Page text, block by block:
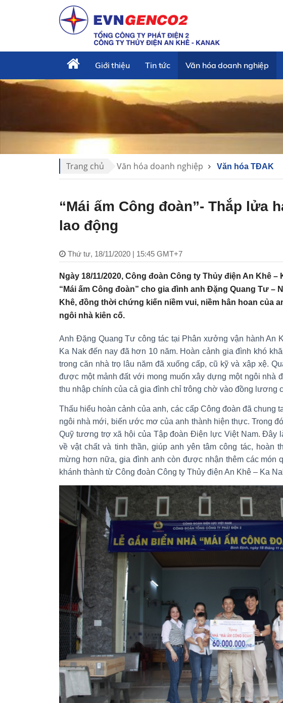
Giới thiệu Tin tức Văn hóa doanh nghiệp
Trang chủ Văn hóa doanh nghiệp Văn hóa TĐAK
“Mái ấm Công đoàn”- Thắp lửa
lao động
Thứ tư, 18/11/2020 | 15:45 GMT+7
Ngày 18/11/2020, Công đoàn Công ty Thủy điện An Khê
“Mái ấm Công đoàn” cho gia đình anh Đặng Quang Tư –
Khê, đồng thời chứng kiến niềm vui, niềm hân hoan của
ngôi nhà kiên cố.
Anh Đặng Quang Tư công tác tại Phân xưởng vận hành An
Ka Nak đến nay đã hơn 10 năm. Hoàn cảnh gia đình khó
trong căn nhà trọ lâu năm đã xuống cấp, cũ kỹ và xập xệ.
được một mảnh đất với mong muốn xây dựng một ngôi nhà
thu nhập chính của cả gia đình chỉ trông chờ vào đồng lương
Thấu hiểu hoàn cảnh của anh, các cấp Công đoàn đã chung
ngôi nhà mới, biến ước mơ của anh thành hiện thực. Trong
Quỹ tương trợ xã hội của Tập đoàn Điện lực Việt Nam. Đây
về vật chất và tinh thần, giúp anh yên tâm công tác, hoàn
mừng hơn nữa, gia đình anh còn được nhận thêm các món
khánh thành từ Công đoàn Công ty Thủy điện An Khê – Ka